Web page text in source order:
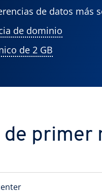
de datos más
de dominio
de 2 GB
de primer